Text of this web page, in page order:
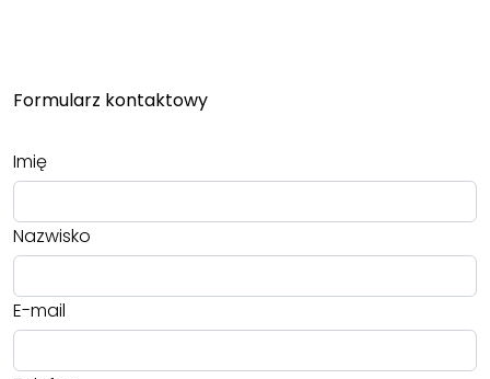
Formularz kontaktowy
Imię
Nazwisko
E-mail